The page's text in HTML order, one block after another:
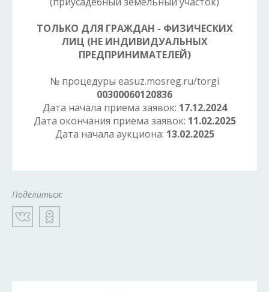
ТОЛЬКО ДЛЯ ГРАЖДАН - ФИЗИЧЕСКИХ
ЛИЦ (НЕ ИНДИВИДУАЛЬНЫХ
ПРЕДПРИНИМАТЕЛЕЙ)
№ процедуры easuz.mosreg.ru/torgi
00300060120836
Дата начала приема заявок: 17.12.2024
Дата окончания приема заявок: 11.02.2025
Дата начала аукциона: 13.02.2025
Поделиться: